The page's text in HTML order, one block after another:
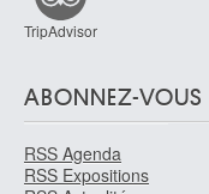
TripAdvisor
ABONNEZ-VOUS
RSS Agenda
RSS Expositions